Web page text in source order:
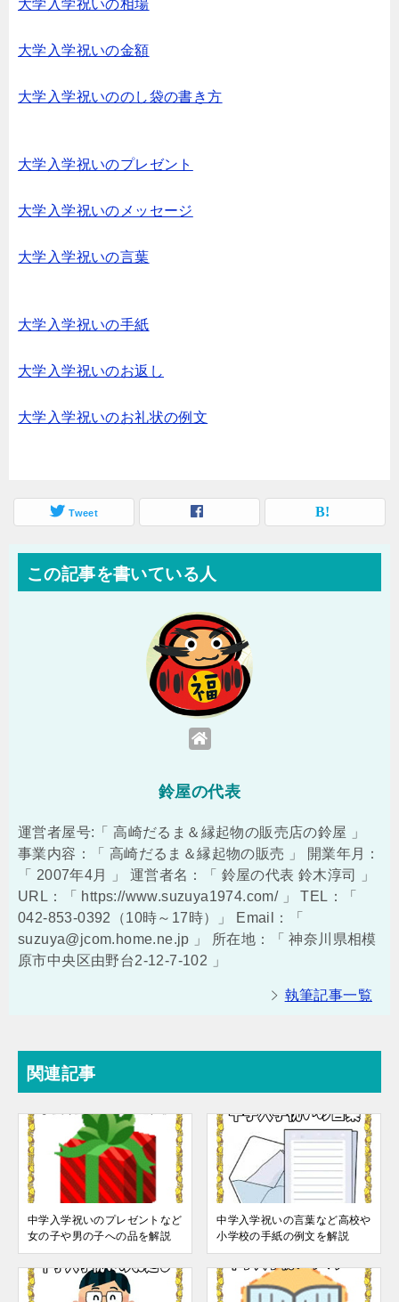
大学入学祝いの相場
大学入学祝いの金額
大学入学祝いののし袋の書き方
大学入学祝いのプレゼント
大学入学祝いのメッセージ
大学入学祝いの言葉
大学入学祝いの手紙
大学入学祝いのお返し
大学入学祝いのお礼状の例文
Tweet
この記事を書いている人
鈴屋の代表
運営者屋号:「 高崎だるま＆縁起物の販売店の鈴屋 」
事業内容：「 高崎だるま＆縁起物の販売 」 開業年月：
「 2007年4月 」 運営者名：「 鈴屋の代表 鈴木淳司 」
URL：「 https://www.suzuya1974.com/ 」 TEL：「
042-853-0392（10時～17時）」 Email：「
suzuya@jcom.home.ne.jp 」 所在地：「 神奈川県相模
原市中央区由野台2-12-7-102 」
執筆記事一覧
関連記事
中学入学祝いのプレゼントなど
女の子や男の子への品を解説
中学入学祝いの言葉など高校や
小学校の手紙の例文を解説